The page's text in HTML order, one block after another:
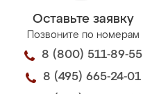
Оставьте заявку
Позвоните по номерам
8 (800) 511-89-55
8 (495) 665-24-01